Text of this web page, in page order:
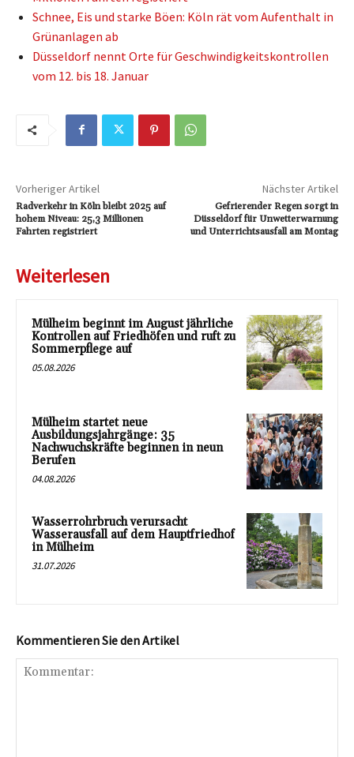
Schnee, Eis und starke Böen: Köln rät vom Aufenthalt in
Grünanlagen ab
Düsseldorf nennt Orte für Geschwindigkeitskontrollen
vom 12. bis 18. Januar
Vorheriger Artikel
Radverkehr in Köln bleibt 2025 auf
hohem Niveau: 25,3 Millionen
Fahrten registriert
Nächster Artikel
Gefrierender Regen sorgt in
Düsseldorf für Unwetterwarnung
und Unterrichtsausfall am Montag
Weiterlesen
Mülheim beginnt im August jährliche
Kontrollen auf Friedhöfen und ruft zu
Sommerpflege auf
05.08.2026
Mülheim startet neue
Ausbildungsjahrgänge: 35
Nachwuchskräfte beginnen in neun
Berufen
04.08.2026
Wasserrohrbruch verursacht
Wasserausfall auf dem Hauptfriedhof
in Mülheim
31.07.2026
Kommentieren Sie den Artikel